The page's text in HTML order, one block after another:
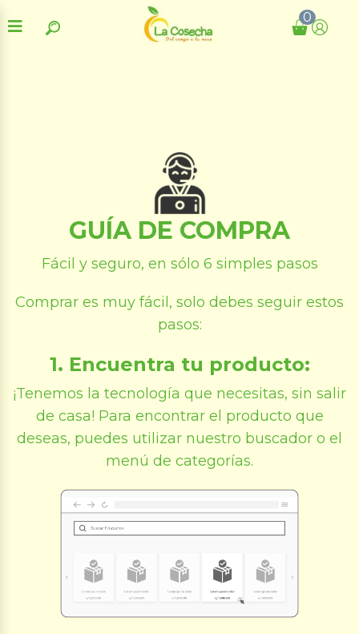
0
GUÍA DE COMPRA
Fácil y seguro, en sólo 6 simples pasos
Comprar es muy fácil, solo debes seguir estos
pasos:
1. Encuentra tu producto:
¡Tenemos la tecnología que necesitas, sin salir
de casa! Para encontrar el producto que
deseas, puedes utilizar nuestro buscador o el
menú de categorías.